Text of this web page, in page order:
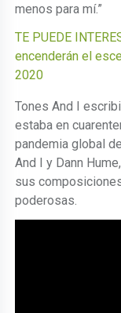
menos para mí.”
TE PUEDE
encenderán el
2020
Tones And I
estaba en
pandemia global
And I y Dann
sus
poderosas.